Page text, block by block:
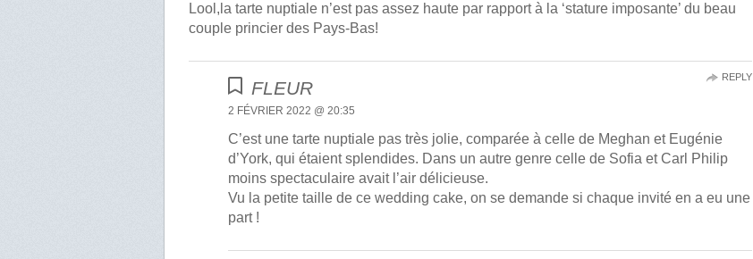
Lool,la tarte nuptiale n’est pas assez haute par rapport à la ‘stature imposante’ du beau
couple princier des Pays-Bas!
FLEUR
2 FÉVRIER 2022 @ 20:35
C’est une tarte nuptiale pas très jolie, comparée à celle de Meghan et Eugénie
d’York, qui étaient splendides. Dans un autre genre celle de Sofia et Carl Philip
moins spectaculaire avait l’air délicieuse.
Vu la petite taille de ce wedding cake, on se demande si chaque invité en a eu une
part !
REPLY